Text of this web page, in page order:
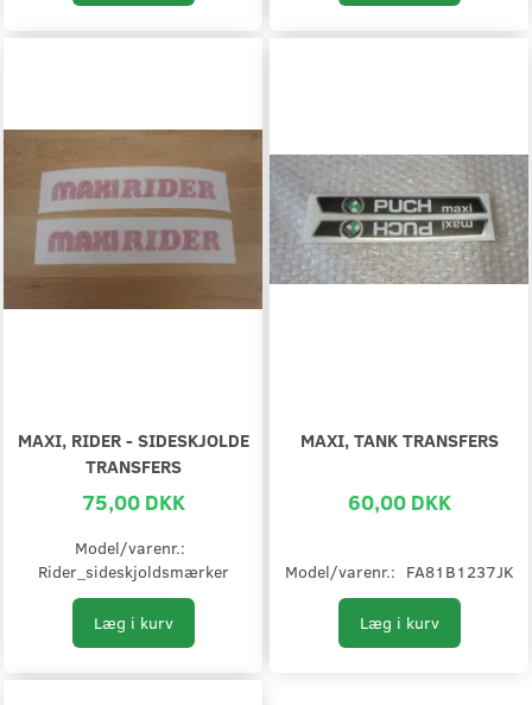
MAXI, RIDER - SIDESKJOLDE
TRANSFERS
75,00 DKK
Model/varenr.:
Rider_sideskjoldsmærker
Læg i kurv
MAXI, TANK TRANSFERS
60,00 DKK
Model/varenr.: FA81B1237JK
Læg i kurv